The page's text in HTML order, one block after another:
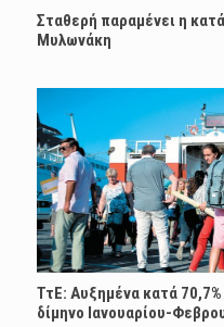
Σταθερή παραμένει η
Μυλωνάκη
ΤτΕ: Αυξημένα κατά
δίμηνο Ιανουαρίου-